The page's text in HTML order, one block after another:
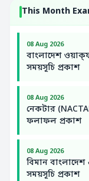
This Month
08 Aug 2026
বাংলাদেশ
সময়সূচি প্রকাশ
08 Aug 2026
নেকটার
ফলাফল প্রকাশ
08 Aug 2026
বিমান
সময়সূচি প্রকাশ